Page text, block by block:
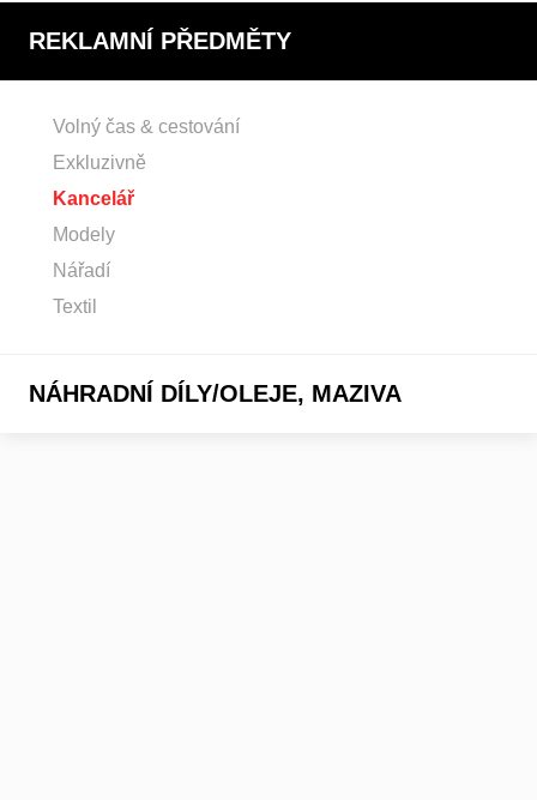
REKLAMNÍ PŘEDMĚTY
Volný čas & cestování
Exkluzivně
Kancelář
Modely
Nářadí
Textil
NÁHRADNÍ DÍLY/OLEJE, MAZIVA